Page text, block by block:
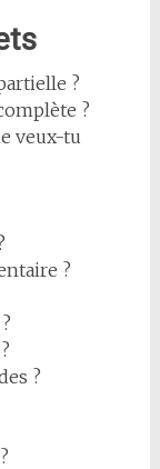
?
?
veux-tu
?
?